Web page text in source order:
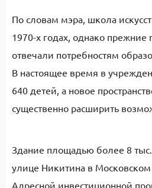
По словам мэра, школа
1970-х годах, однако
отвечали потребностям
В настоящее время в
640 детей, а новое
существенно расширить
Здание площадью более 8
улице Никитина в
Адресной инвестиционной